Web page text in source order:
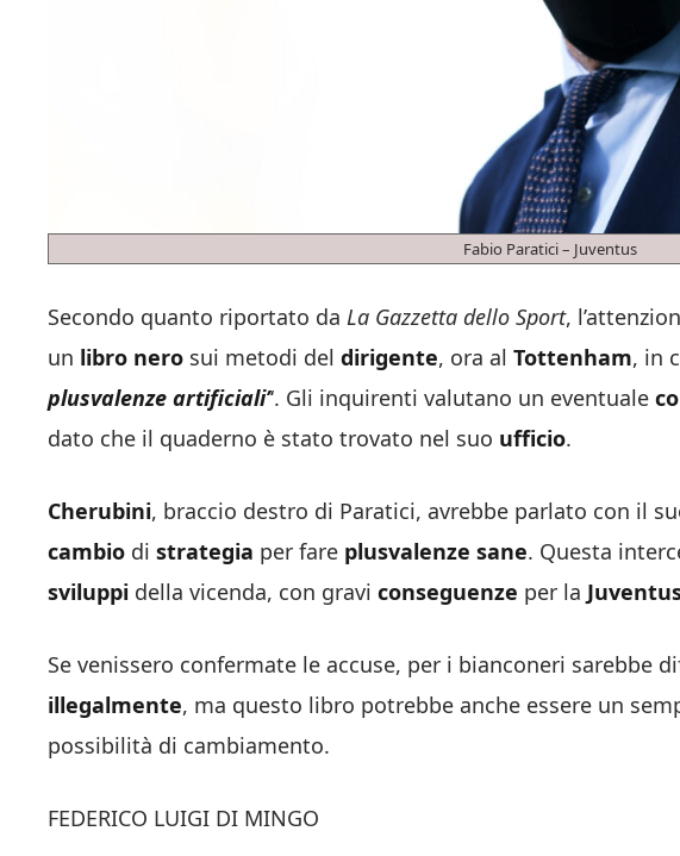
Fabio Paratici – Juventus
Secondo quanto riportato da La Gazzetta dello Sport,
un libro nero sui metodi del dirigente, ora al Tottenham, in
plusvalenze artificiali’‘. Gli inquirenti valutano un eventuale
dato che il quaderno è stato trovato nel suo ufficio.
Cherubini, braccio destro di Paratici, avrebbe parlato con il
cambio di strategia per fare plusvalenze sane. Questa
sviluppi della vicenda, con gravi conseguenze per la
Se venissero confermate le accuse, per i bianconeri sarebbe
illegalmente, ma questo libro potrebbe anche essere un
possibilità di cambiamento.
FEDERICO LUIGI DI MINGO